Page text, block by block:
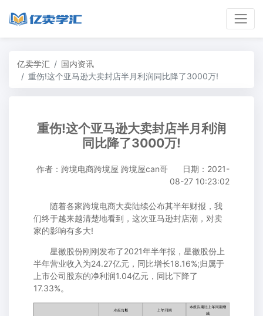
亿卖学汇
国内资讯
重伤!这个亚马逊大卖封店半月利润同比降了3000万!
重伤!这个亚马逊大卖封店半月利润
同比降了3000万!
作者：跨境电商跨境屋 跨境屋can哥
日期：2021-
08-27 10:23:02
随着各家跨境电商大卖陆续公布其半年财报，我
们终于越来越清楚地看到，这次亚马逊封店潮，对卖
家的影响有多大!
星徽股份刚刚发布了2021年半年报，星徽股份上
半年营业收入为24.27亿元，同比增长18.16%;归属于
上市公司股东的净利润1.04亿元，同比下降了
17.33%。